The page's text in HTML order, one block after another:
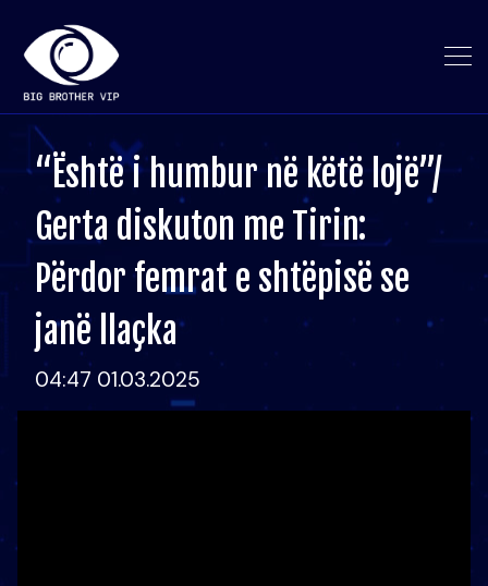
“Është i humbur në këtë lojë”/
Gerta diskuton me Tirin:
Përdor femrat e shtëpisë se
janë llaçka
04:47 01.03.2025